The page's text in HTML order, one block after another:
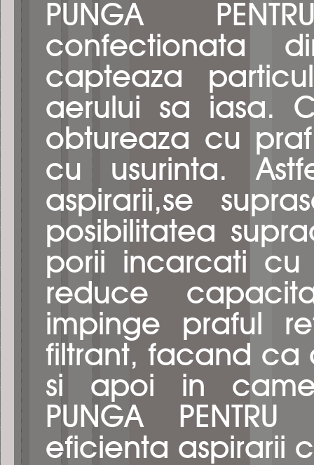
PUNGA
confectionata
capteaza
aerului sa iasa.
obtureaza cu
cu usurinta.
aspirarii,se
posibilitatea
porii incarcati cu
reduce
impinge praful
filtrant, facand ca
si apoi in
PUNGA
eficienta aspirarii